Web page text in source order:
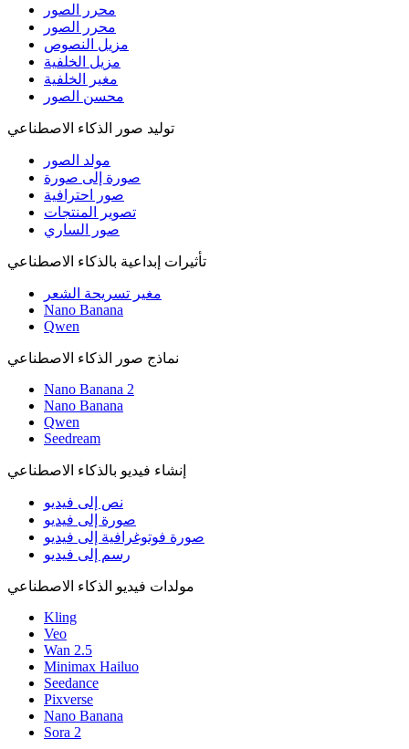
محرر الصور
محرر الصور
مزيل النصوص
مزيل الخلفية
مغير الخلفية
محسن الصور
توليد صور الذكاء الاصطناعي
مولد الصور
صورة إلى صورة
صور احترافية
تصوير المنتجات
صور الساري
تأثيرات إبداعية بالذكاء الاصطناعي
مغير تسريحة الشعر
Nano Banana
Qwen
نماذج صور الذكاء الاصطناعي
Nano Banana 2
Nano Banana
Qwen
Seedream
إنشاء فيديو بالذكاء الاصطناعي
نص إلى فيديو
صورة إلى فيديو
صورة فوتوغرافية إلى فيديو
رسم إلى فيديو
مولدات فيديو الذكاء الاصطناعي
Kling
Veo
Wan 2.5
Minimax Hailuo
Seedance
Pixverse
Nano Banana
Sora 2